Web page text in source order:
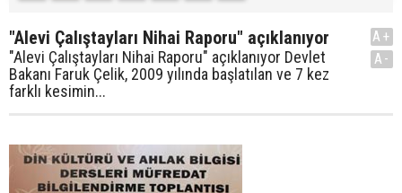
"Alevi Çalıştayları Nihai Raporu" açıklanıyor
"Alevi Çalıştayları Nihai Raporu" açıklanıyor Devlet
Bakanı Faruk Çelik, 2009 yılında başlatılan ve 7 kez
farklı kesimin...
A+
A-